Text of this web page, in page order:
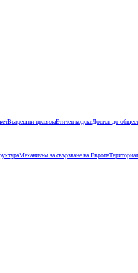
Вътрешни правилаЕтичен кодексДостъп до
Механизъм за свързване на Европа